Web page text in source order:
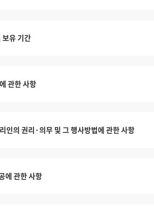
보유 기간
관한 사항
인의 권리·의무 및 그 행사방법에 관한 사항
에 관한 사항